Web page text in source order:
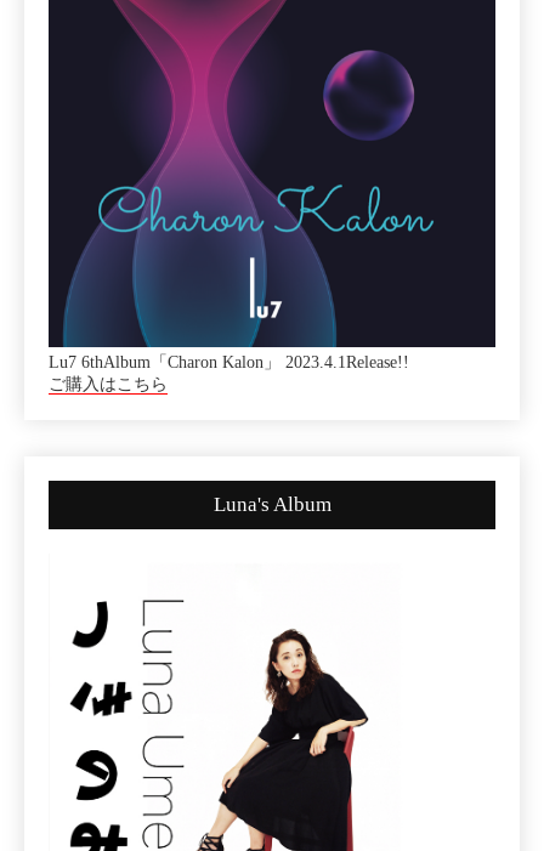
Lu7 6thAlbum「Charon Kalon」 2023.4.1Release!!
ご購入はこちら
Luna's Album